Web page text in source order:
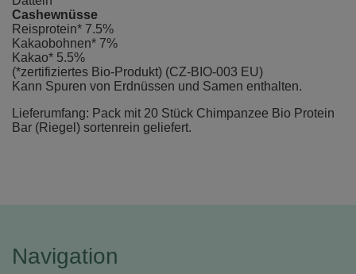
Cashewnüsse
Reisprotein* 7.5%
Kakaobohnen* 7%
Kakao* 5.5%
(*zertifiziertes Bio-Produkt) (CZ-BIO-003 EU)
Kann Spuren von Erdnüssen und Samen enthalten.
Lieferumfang: Pack mit 20 Stück Chimpanzee Bio Protein
Bar (Riegel) sortenrein geliefert.
Navigation